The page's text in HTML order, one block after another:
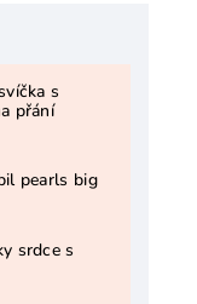
s
přání
pearls big
srdce s